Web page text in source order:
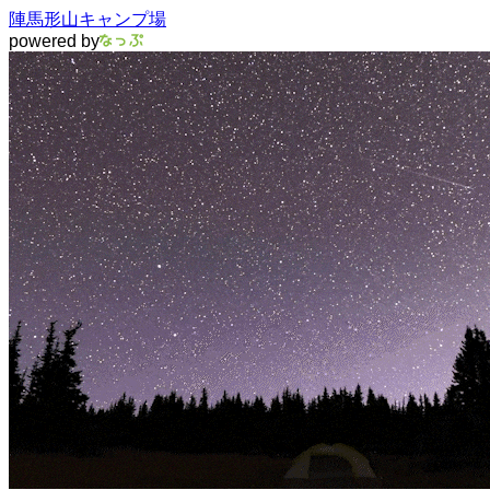
陣馬形山キャンプ場
powered by